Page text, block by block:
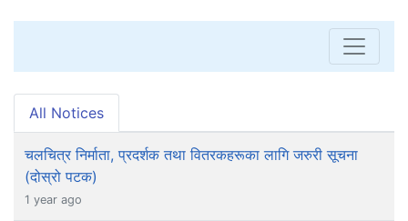
All Notices
चलचित्र निर्माता, प्रदर्शक तथा वितरकहरूका लागि जरुरी सूचना
(दोस्रो पटक)
1 year ago